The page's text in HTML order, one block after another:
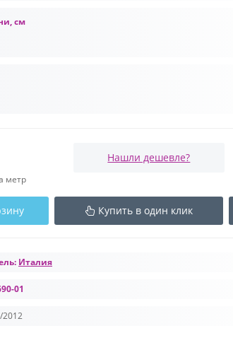
см
метр
Нашли дешевле?
Купить в один клик
Италия
01
2012